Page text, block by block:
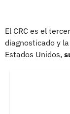
El CRC es el
diagnosticado y
Estados Unidos,